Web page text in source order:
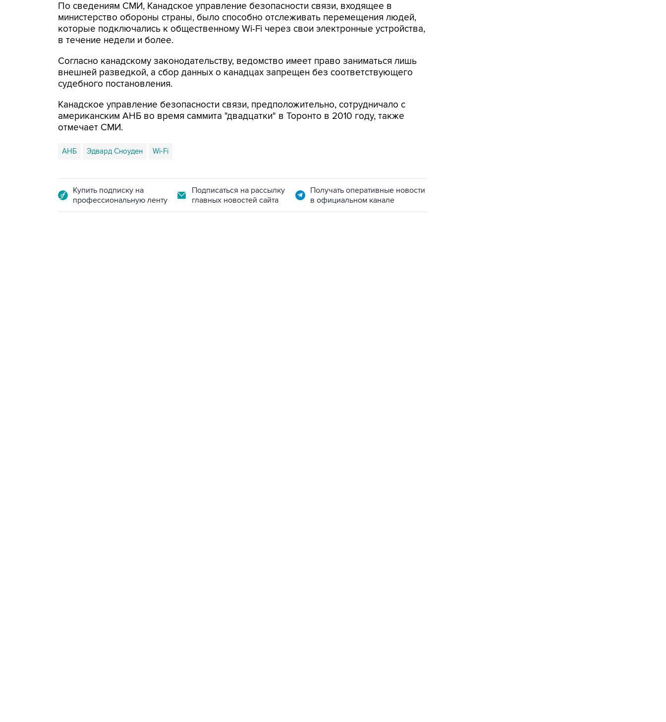
По сведениям СМИ, Канадское управление безопасности связи, входящее в
министерство обороны страны, было способно отслеживать перемещения людей,
которые подключались к общественному Wi-Fi через свои электронные устройства,
в течение недели и более.
Согласно канадскому законодательству, ведомство имеет право заниматься лишь
внешней разведкой, а сбор данных о канадцах запрещен без соответствующего
судебного постановления.
Канадское управление безопасности связи, предположительно, сотрудничало с
американским АНБ во время саммита "двадцатки" в Торонто в 2010 году, также
отмечает СМИ.
АНБ Эдвард Сноуден Wi-Fi
Купить подписку на
профессиональную ленту
Подписаться на рассылку
главных новостей сайта
Получать оперативные новости
в официальном канале